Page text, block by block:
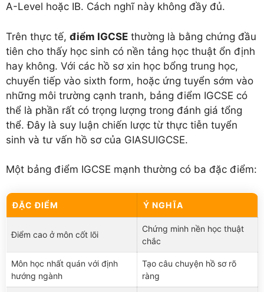
A-Level hoặc IB. Cách nghĩ này không đầy đủ.
Trên thực tế, điểm IGCSE thường là bằng chứng đầu
tiên cho thấy học sinh có nền tảng học thuật ổn định
hay không. Với các hồ sơ xin học bổng trung học,
chuyển tiếp vào sixth form, hoặc ứng tuyển sớm vào
những môi trường cạnh tranh, bảng điểm IGCSE có
thể là phần rất có trọng lượng trong đánh giá tổng
thể. Đây là suy luận chiến lược từ thực tiễn tuyển
sinh và tư vấn hồ sơ của GIASUIGCSE.
Một bảng điểm IGCSE mạnh thường có ba đặc điểm:
ĐẶC ĐIỂM Ý NGHĨA
Điểm cao ở môn cốt lõi
Chứng minh nền học thuật
chắc
Môn học nhất quán với định
hướng ngành
Tạo câu chuyện hồ sơ rõ
ràng